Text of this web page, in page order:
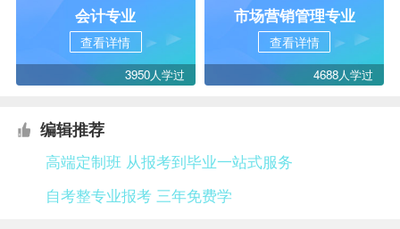
会计专业
查看详情
3950人学过
市场营销管理专业
查看详情
4688人学过
编辑推荐
高端定制班 从报考到毕业一站式服务
自考整专业报考 三年免费学